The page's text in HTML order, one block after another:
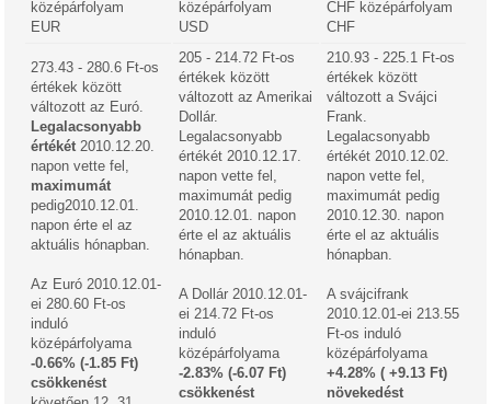
EUR USD CHF
273.43 - 280.6 Ft-os
értékek között
változott az Euró.
Legalacsonyabb
értékét 2010.12.20.
napon vette fel,
maximumát
pedig2010.12.01.
napon érte el az
aktuális hónapban.
Az Euró 2010.12.01-
ei 280.60 Ft-os
induló
középárfolyama
-0.66% (-1.85 Ft)
csökkenést
205 - 214.72 Ft-os
értékek között
változott az Amerikai
Dollár.
Legalacsonyabb
értékét 2010.12.17.
napon vette fel,
maximumát pedig
2010.12.01. napon
érte el az aktuális
hónapban.
A Dollár 2010.12.01-
ei 214.72 Ft-os
induló
középárfolyama
-2.83% (-6.07 Ft)
csökkenést
210.93 - 225.1 Ft-os
értékek között
változott a Svájci
Frank.
Legalacsonyabb
értékét 2010.12.02.
napon vette fel,
maximumát pedig
2010.12.30. napon
érte el az aktuális
hónapban.
A svájcifrank
2010.12.01-ei 213.55
Ft-os induló
középárfolyama
+4.28% ( +9.13 Ft)
növekedést